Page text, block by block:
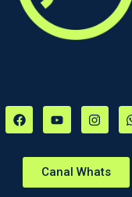
Canal Whats